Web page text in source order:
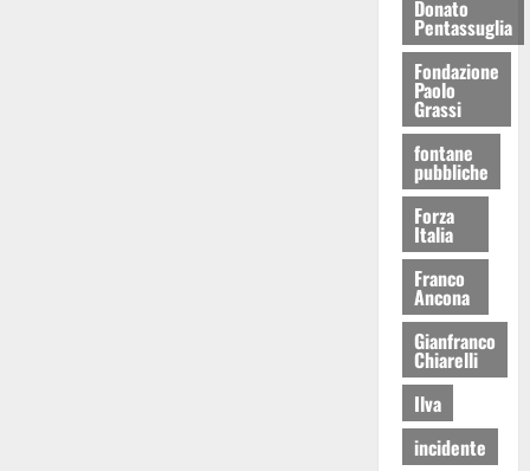
Donato
Pentassuglia
Fondazione
Paolo
Grassi
fontane
pubbliche
Forza
Italia
Franco
Ancona
Gianfranco
Chiarelli
Ilva
incidente